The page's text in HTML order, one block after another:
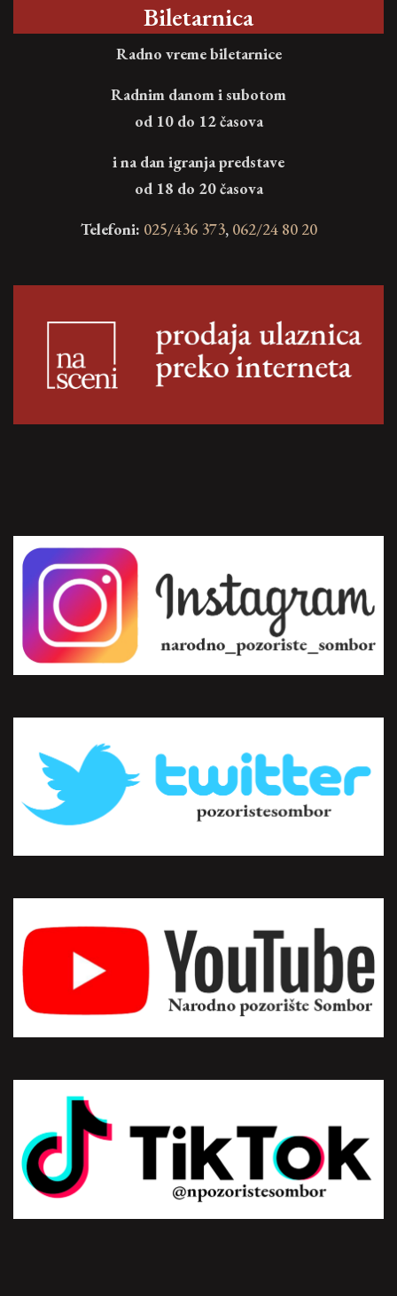
Biletarnica
Radno vreme biletarnice
Radnim danom i subotom
od 10 do 12 časova
i na dan igranja predstave
od 18 do 20 časova
Telefoni: 025/436 373, 062/24 80 20